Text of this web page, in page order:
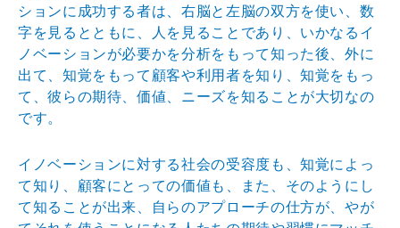
ションに成功する者は、右脳と左脳の双方を使い、数
字を見るとともに
、人を見ることであり、いかなるイ
ノベーションが必要かを分析をもって知った後、外に
出て、知覚をもって顧客や利用者を知り、知覚をもっ
て、彼らの期待、価値、ニーズを知ることが大切なの
です。
イノベーションに対する社会の受容度も、知覚によっ
て知 り、顧客にとっての価値も、また、そのようにし
て知るこ とが出来、自らのアプローチの仕方が、やが